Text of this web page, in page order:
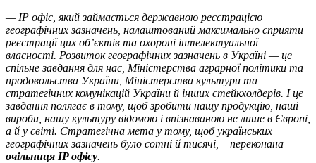
— ІР офіс, який займається державною реєстрацією
географічних зазначень, налаштований максимально сприяти
реєстрації цих об’єктів та охороні інтелектуальної
власності. Розвиток географічних зазначень в Україні — це
спільне завдання для нас, Міністерства аграрної політики та
продовольства України, Міністерства культури та
стратегічних комунікацій України й інших стейкхолдерів. І це
завдання полягає в тому, щоб зробити нашу продукцію, наші
вироби, нашу культуру відомою і впізнаваною не лише в Європі,
а й у світі. Стратегічна мета у тому, щоб українських
географічних зазначень було сотні й тисячі, – переконана
очільниця IP офісу.